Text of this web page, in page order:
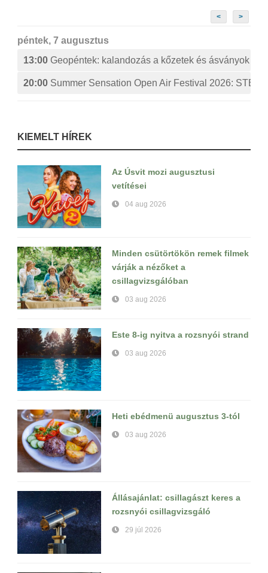
< >
péntek, 7 augusztus
13:00 Geopéntek: kalandozás a kőzetek és ásványok
20:00 Summer Sensation Open Air Festival 2026:
KIEMELT HÍREK
Az Úsvit mozi augusztusi
vetítései
04 aug 2026
Minden csütörtökön remek filmek
várják a nézőket a
csillagvizsgálóban
03 aug 2026
Este 8-ig nyitva a rozsnyói strand
03 aug 2026
Heti ebédmenü augusztus 3-tól
03 aug 2026
Állásajánlat: csillagászt keres a
rozsnyói csillagvizsgáló
29 júl 2026